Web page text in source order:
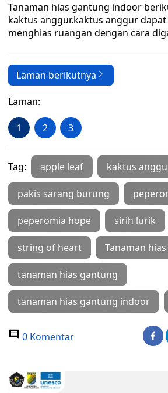
Tanaman hias gantung indoor
kaktus anggur.kaktus anggur
menghias ruangan dengan cara
Laman berikutnya
Laman:
1 2 3
Tag: apple leaf kaktus
pakis sarang burung
peperomia hope sirih lurik
string of heart Tanaman hias
tanaman hias gantung
tanaman hias gantung indoor
0 Komentar